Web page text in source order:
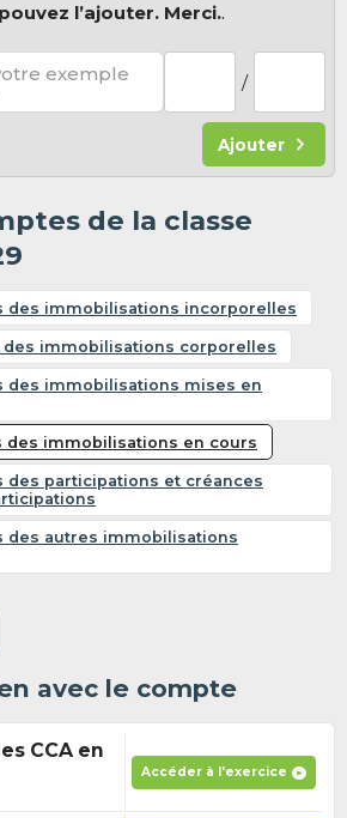
l’ajouter. Merci..
exemple /
Ajouter
de la classe
des immobilisations incorporelles
des immobilisations corporelles
des immobilisations mises en
des immobilisations en cours
des participations et créances
des autres immobilisations
avec le compte
CCA en
Accéder à l'exercice